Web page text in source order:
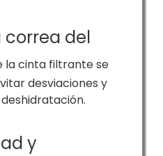
del
la cinta filtrante se
desviaciones y
y